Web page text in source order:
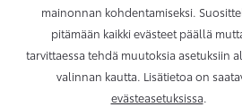
Osamaksu -rahoituksen ja
mainonnan kohdentamiseksi.
pitämään kaikki evästeet päällä
tarvittaessa tehdä muutoksia asetuksiin
valinnan kautta. Lisätietoa on
evästeasetuksissa.